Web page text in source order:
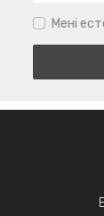
Мені